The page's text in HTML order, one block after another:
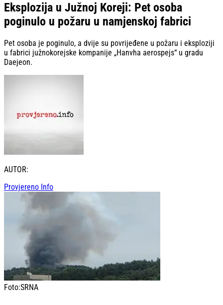
Eksplozija u Južnoj Koreji: Pet osoba
poginulo u požaru u namjenskoj fabrici
Pet osoba je poginulo, a dvije su povrijeđene u požaru i eksploziji
u fabrici južnokorejske kompanije „Hanvha aerospejs“ u gradu
Daejeon.
AUTOR:
Provjereno Info
Foto:SRNA